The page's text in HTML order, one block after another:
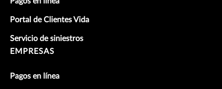
Portal de Clientes Vida
Servicio de siniestros
EMPRESAS
Pagos en línea